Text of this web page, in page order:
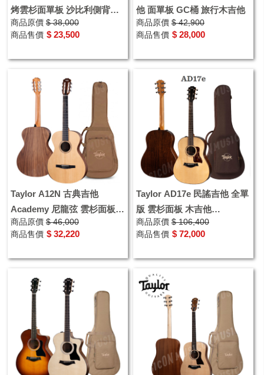
烤雲杉面單板 沙比利側背
GA桶 授權經銷
商品原價 $ 38,000
商品售價 $ 23,500
他 面單板 GC桶 旅行木吉他
商品原價 $ 42,900
商品售價 $ 28,000
Taylor A12N 古典吉他
Academy 尼龍弦 雲杉面板
側背胡桃木
商品原價 $ 46,000
商品售價 $ 32,220
Taylor AD17e 民謠吉他 全單
版 雲杉面板 木吉他
Ovangkol 胡桃木 公司貨
商品原價 $ 106,400
商品售價 $ 72,000